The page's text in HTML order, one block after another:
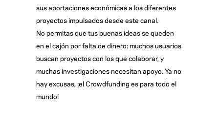
sus aportaciones económicas a los diferentes
proyectos impulsados desde este canal.
No permitas que tus buenas ideas se queden
en el cajón por falta de dinero: muchos usuarios
buscan proyectos con los que colaborar, y
muchas investigaciones necesitan apoyo. Ya no
hay excusas, ¡el Crowdfunding es para todo el
mundo!